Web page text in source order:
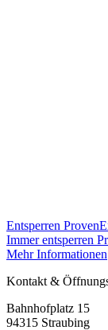
Entsperren
Immer entsperren
Mehr Informationen
Kontakt &
Bahnhofplatz 15
94315 Straubing